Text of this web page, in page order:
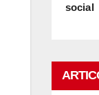
social